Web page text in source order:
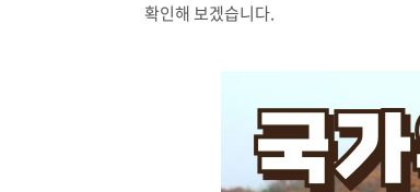
확인해 보겠습니다.